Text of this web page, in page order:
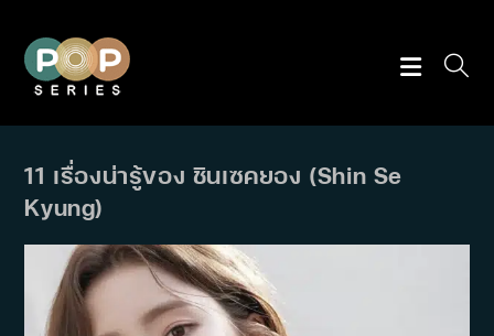
content
11 เรื่องน่ารู้ของ ชินเซคยอง (Shin Se
Kyung)